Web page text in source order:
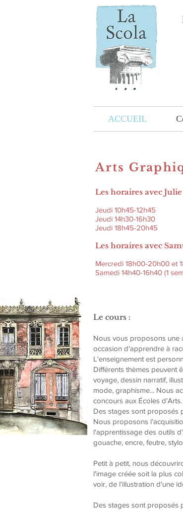
ACCUEIL
Arts
Les horaires avec
Jeudi 10h45-12h45
Jeudi 14h30-16h30
Jeudi 18h45-20h45
Les horaires avec
Mercredi 18h00-20h00 et
Samedi 14h40-16h40 (1
Le cours :
Nous vous proposons une
occasion d’apprendre à
L'enseignement est
Différents thèmes peuvent
voyage, dessin narratif,
mode, graphisme... Nous
concours aux Écoles d'Arts.
Des stages sont proposés
Nous proposons
l'apprentissage des outils
gouache, encre, feutre,
Petit à petit, nous
l'image créée soit la plus
voir, de l'illustration d'une
Des stages sont proposés